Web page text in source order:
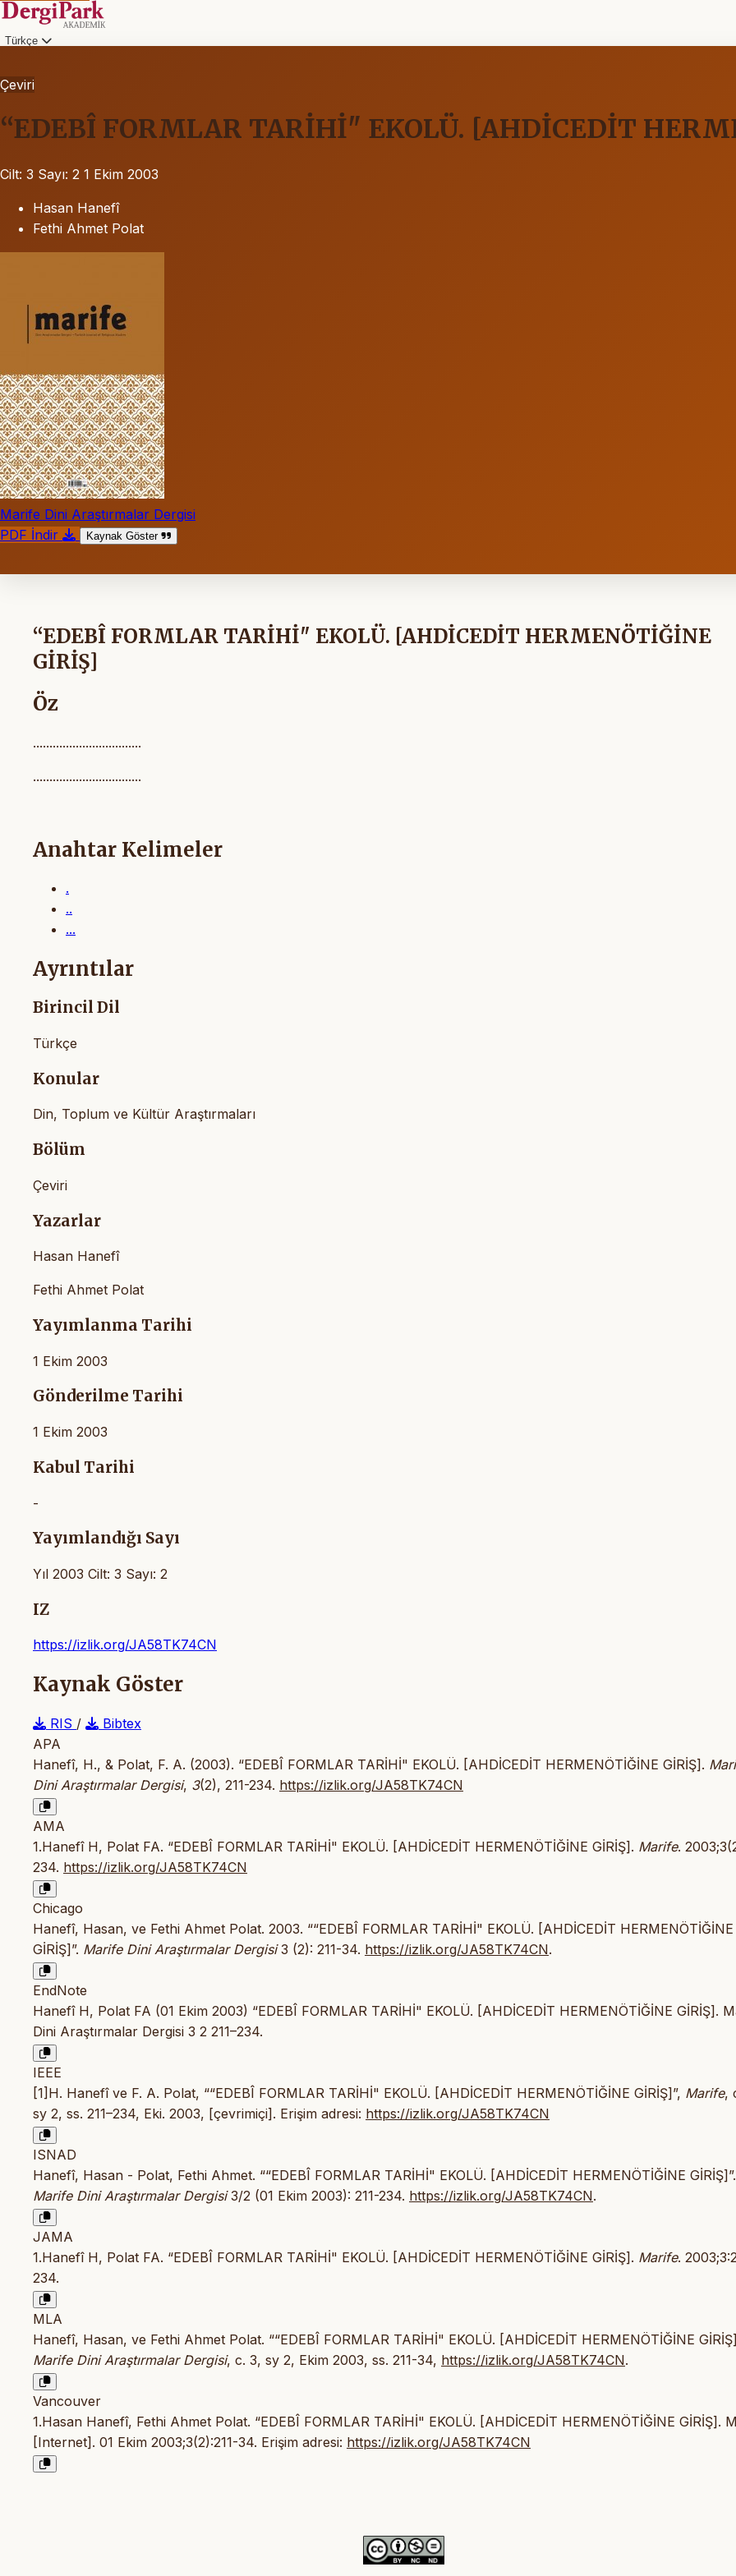
Türkçe
Çeviri
“EDEBÎ FORMLAR TARİHİ" EKOLÜ. [AHDİCEDİT
Cilt: 3 Sayı: 2 1 Ekim 2003
Hasan Hanefî
Fethi Ahmet Polat
Marife Dini Araştırmalar Dergisi
PDF İndir
Kaynak Göster
“EDEBÎ FORMLAR TARİHİ" EKOLÜ. [AHDİCEDİT HERMENÖTİĞİNE
GİRİŞ]
Öz
.................................
.................................
Anahtar Kelimeler
.
..
...
Ayrıntılar
Birincil Dil
Türkçe
Konular
Din, Toplum ve Kültür Araştırmaları
Bölüm
Çeviri
Yazarlar
Hasan Hanefî
Fethi Ahmet Polat
Yayımlanma Tarihi
1 Ekim 2003
Gönderilme Tarihi
1 Ekim 2003
Kabul Tarihi
-
Yayımlandığı Sayı
Yıl 2003 Cilt: 3 Sayı: 2
IZ
https://izlik.org/JA58TK74CN
Kaynak Göster
RIS /
Bibtex
APA
Hanefî, H., & Polat, F. A. (2003). “EDEBÎ FORMLAR TARİHİ" EKOLÜ. [AHDİCEDİT HERMENÖTİĞİNE GİRİŞ].
Dini Araştırmalar Dergisi, 3(2), 211-234. https://izlik.org/JA58TK74CN
AMA
1.Hanefî H, Polat FA. “EDEBÎ FORMLAR TARİHİ" EKOLÜ. [AHDİCEDİT HERMENÖTİĞİNE GİRİŞ]. Marife.
234. https://izlik.org/JA58TK74CN
Chicago
Hanefî, Hasan, ve Fethi Ahmet Polat. 2003. ““EDEBÎ FORMLAR TARİHİ" EKOLÜ. [AHDİCEDİT HERMENÖTİĞİNE
GİRİŞ]”. Marife Dini Araştırmalar Dergisi3 (2): 211-34. https://izlik.org/JA58TK74CN.
EndNote
Hanefî H, Polat FA (01 Ekim 2003) “EDEBÎ FORMLAR TARİHİ" EKOLÜ. [AHDİCEDİT HERMENÖTİĞİNE GİRİŞ].
Dini Araştırmalar Dergisi 3 2 211–234.
IEEE
[1]H. Hanefî ve F. A. Polat, ““EDEBÎ FORMLAR TARİHİ" EKOLÜ. [AHDİCEDİT HERMENÖTİĞİNE GİRİŞ]”, Marife,
sy 2, ss. 211–234, Eki. 2003, [çevrimiçi]. Erişim adresi: https://izlik.org/JA58TK74CN
ISNAD
Hanefî, Hasan - Polat, Fethi Ahmet. ““EDEBÎ FORMLAR TARİHİ" EKOLÜ. [AHDİCEDİT HERMENÖTİĞİNE GİRİŞ]”.
Marife Dini Araştırmalar Dergisi3/2 (01 Ekim 2003): 211-234. https://izlik.org/JA58TK74CN.
JAMA
1.Hanefî H, Polat FA. “EDEBÎ FORMLAR TARİHİ" EKOLÜ. [AHDİCEDİT HERMENÖTİĞİNE GİRİŞ]. Marife.
234.
MLA
Hanefî, Hasan, ve Fethi Ahmet Polat. ““EDEBÎ FORMLAR TARİHİ" EKOLÜ. [AHDİCEDİT HERMENÖTİĞİNE
Marife Dini Araştırmalar Dergisi, c. 3, sy 2, Ekim 2003, ss. 211-34, https://izlik.org/JA58TK74CN.
Vancouver
1.Hasan Hanefî, Fethi Ahmet Polat. “EDEBÎ FORMLAR TARİHİ" EKOLÜ. [AHDİCEDİT HERMENÖTİĞİNE GİRİŞ].
[Internet]. 01 Ekim 2003;3(2):211-34. Erişim adresi: https://izlik.org/JA58TK74CN